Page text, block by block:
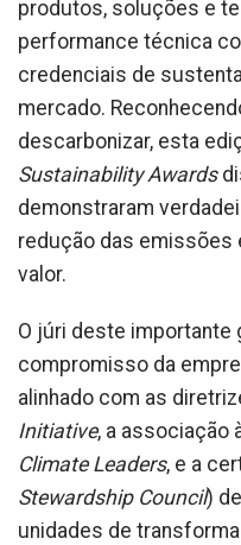
produtos, soluções e
performance técnica
credenciais de
mercado.
descarbonizar, esta
Sustainability Awards
demonstraram
redução das emissões
valor.
O júri deste importante
compromisso da
alinhado com as
Initiative, a associação
Climate Leaders, e a
Stewardship Council)
unidades de